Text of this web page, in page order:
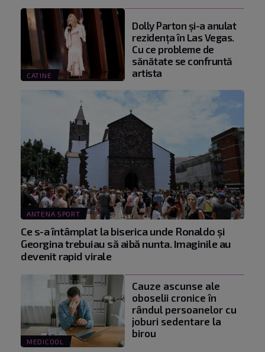
CATINE
Dolly Parton și-a anulat
rezidența în Las Vegas.
Cu ce probleme de
sănătate se confruntă
artista
ANTENA SPORT
Ce s-a întâmplat la biserica unde Ronaldo şi
Georgina trebuiau să aibă nunta. Imaginile au
devenit rapid virale
MEDICOOL
Cauze ascunse ale
oboselii cronice în
rândul persoanelor cu
joburi sedentare la
birou